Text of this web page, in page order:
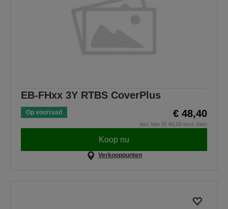
EB-FHxx 3Y RTBS CoverPlus
Op voorraad € 48,40
incl. btw (€ 40,00 excl. btw)
Koop nu
Verkooppunten